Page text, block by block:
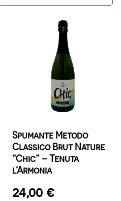
Spumante Metodo
Classico Brut Nature
“Chic” – Tenuta
l’Armonia
24,00 €